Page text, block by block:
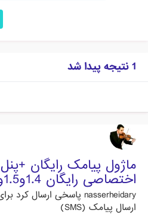
1 نتیجه پیدا شد
ماژول پیامک رایگان
اختصاصی رایگان 1.4و1.5و 1.6 و 1.7
nasserheidary پاسخی ارسال کرد
ارسال پیامک (SMS)